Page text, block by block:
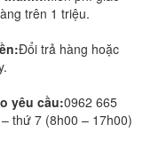
trên 1 triệu.
Đổi trả hàng hoặc
yêu cầu:0962 665
thứ 7 (8h00 – 17h00)